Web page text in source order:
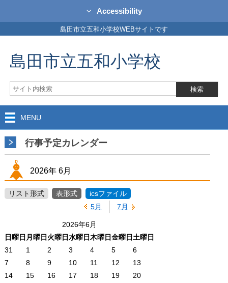
Accessibility
島田市立五和小学校WEBサイトです
島田市立五和小学校
MENU
行事予定カレンダー
2026年 6月
リスト形式 表形式
icsファイル
5月
7月
2026年6月
日 曜日 月 曜日 火曜日水曜日木曜日金曜日 土曜日
31
1 2 3 4 5
6
7
8 9 10 11 12
13
14
15 16 17 18 19
20